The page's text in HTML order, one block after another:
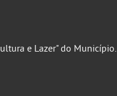
e Lazer" do Município.